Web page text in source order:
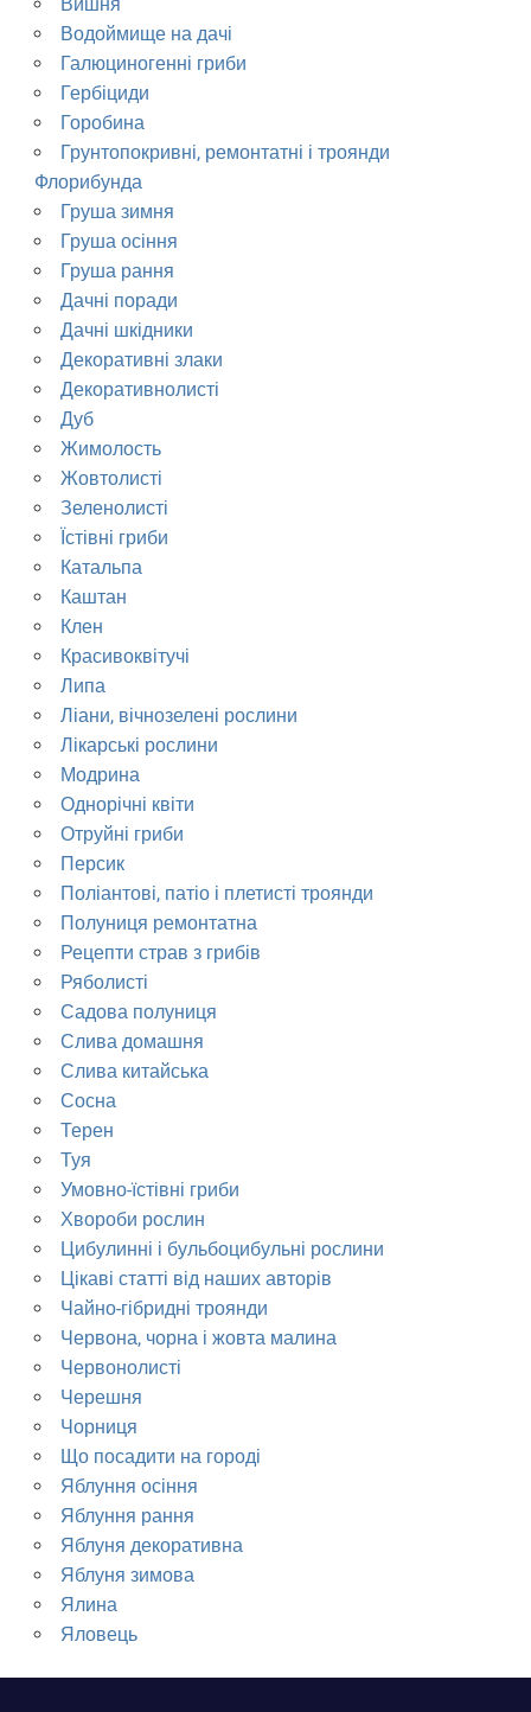
Водоймище на дачі
Галюциногенні гриби
Гербіциди
Горобина
Грунтопокривні, ремонтатні і троянди
Флорибунда
Груша зимня
Груша осіння
Груша рання
Дачні поради
Дачні шкідники
Декоративні злаки
Декоративнолисті
Дуб
Жимолость
Жовтолисті
Зеленолисті
Їстівні гриби
Катальпа
Каштан
Клен
Красивоквітучі
Липа
Ліани, вічнозелені рослини
Лікарські рослини
Модрина
Однорічні квіти
Отруйні гриби
Персик
Поліантові, патіо і плетисті троянди
Полуниця ремонтатна
Рецепти страв з грибів
Ряболисті
Садова полуниця
Слива домашня
Слива китайська
Сосна
Терен
Туя
Умовно-їстівні гриби
Хвороби рослин
Цибулинні і бульбоцибульні рослини
Цікаві статті від наших авторів
Чайно-гібридні троянди
Червона, чорна і жовта малина
Червонолисті
Черешня
Чорниця
Що посадити на городі
Яблуння осіння
Яблуння рання
Яблуня декоративна
Яблуня зимова
Ялина
Яловець